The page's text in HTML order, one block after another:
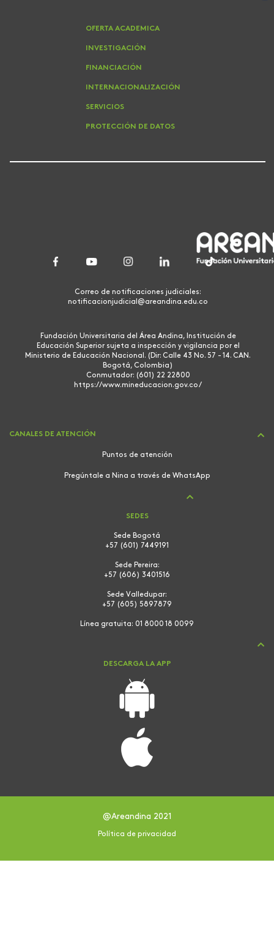
OFERTA ACADEMICA
INVESTIGACIÓN
FINANCIACIÓN
INTERNACIONALIZACIÓN
SERVICIOS
PROTECCIÓN DE DATOS
Correo de notificaciones judiciales:
notificacionjudicial@areandina.edu.co
Fundación Universitaria del Área Andina, Institución de
Educación Superior sujeta a inspección y vigilancia por el
Ministerio de Educación Nacional. (Dir: Calle 43 No. 57 - 14. CAN.
Bogotá, Colombia)
Conmutador: (601) 22 22800
https://www.mineducacion.gov.co/
CANALES DE ATENCIÓN
Puntos de atención
Pregúntale a Nina a través de WhatsApp
SEDES
Sede Bogotá
+57 (601) 7449191
Sede Pereira:
+57 (606) 3401516
Sede Valledupar:
+57 (605) 5897879
Línea gratuita: 01 8000 18 0099
DESCARGA LA APP
@Areandina 2021
Política de privacidad